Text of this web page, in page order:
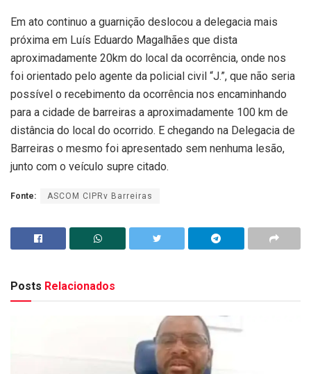
Em ato continuo a guarnição deslocou a delegacia mais
próxima em Luís Eduardo Magalhães que dista
aproximadamente 20km do local da ocorrência, onde nos
foi orientado pelo agente da policial civil “J.”, que não seria
possível o recebimento da ocorrência nos encaminhando
para a cidade de barreiras a aproximadamente 100 km de
distância do local do ocorrido. E chegando na Delegacia de
Barreiras o mesmo foi apresentado sem nenhuma lesão,
junto com o veículo supre citado.
Fonte: ASCOM CIPRv Barreiras
Posts Relacionados